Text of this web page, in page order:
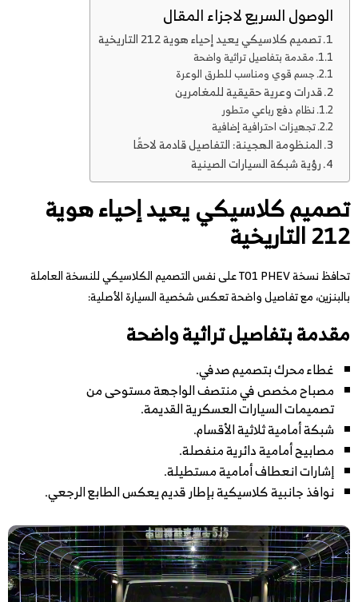
الوصول السريع لاجزاء المقال
تصميم كلاسيكي يعيد إحياء هوية 212 التاريخية
مقدمة بتفاصيل تراثية واضحة
جسم قوي ومناسب للطرق الوعرة
قدرات وعرية حقيقية للمغامرين
نظام دفع رباعي متطور
تجهيزات احترافية إضافية
المنظومة الهجينة: التفاصيل قادمة لاحقًا
رؤية شبكة السيارات الصينية
تصميم كلاسيكي يعيد إحياء هوية
212 التاريخية
تحافظ نسخة T01 PHEV على نفس التصميم الكلاسيكي للنسخة العاملة
بالبنزين، مع تفاصيل واضحة تعكس شخصية السيارة الأصلية:
مقدمة بتفاصيل تراثية واضحة
غطاء محرك بتصميم صدفي.
مصباح مخصص في منتصف الواجهة مستوحى من
تصميمات السيارات العسكرية القديمة.
شبكة أمامية ثلاثية الأقسام.
مصابيح أمامية دائرية منفصلة.
إشارات انعطاف أمامية مستطيلة.
نوافذ جانبية كلاسيكية بإطار قديم يعكس الطابع الرجعي.